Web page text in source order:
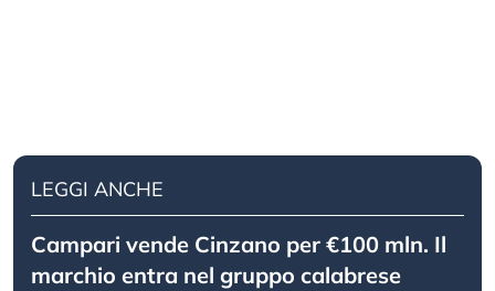
LEGGI ANCHE
Campari vende Cinzano per €100 mln. Il
marchio entra nel gruppo calabrese